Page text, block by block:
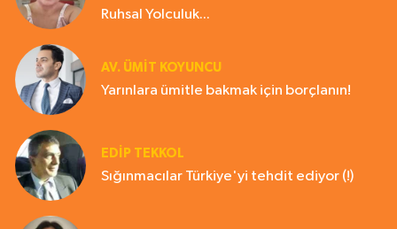
Ruhsal Yolculuk...
AV. ÜMIT KOYUNCU
Yarınlara ümitle bakmak için borçlanın!
EDIP TEKKOL
Sığınmacılar Türkiye'yi tehdit ediyor (!)